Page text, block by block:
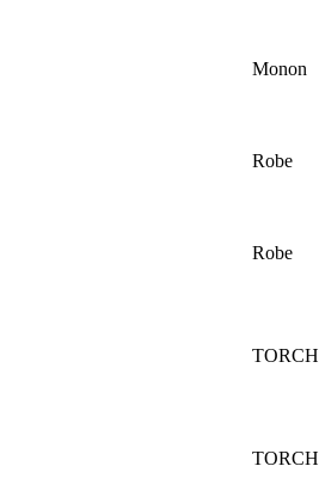
Monon
Robe
Robe
TORCH
TORCH